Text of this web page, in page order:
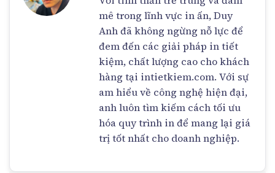
mê trong lĩnh vực in ấn, Duy
Anh đã không ngừng nỗ lực để
đem đến các giải pháp in tiết
kiệm, chất lượng cao cho khách
hàng tại intietkiem.com. Với sự
am hiểu về công nghệ hiện đại,
anh luôn tìm kiếm cách tối ưu
hóa quy trình in để mang lại giá
trị tốt nhất cho doanh nghiệp.